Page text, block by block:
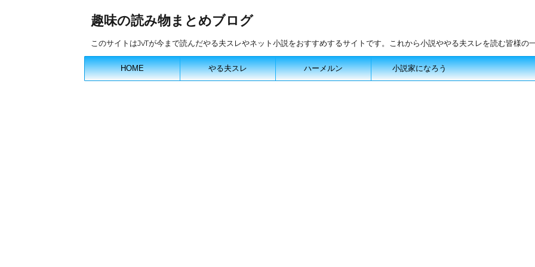
趣味の読み物まとめブログ
このサイトはJvTが今まで読んだやる夫スレやネット小説をおすすめするサイトです。これから小説ややる夫スレを読む皆様の
HOME やる夫スレ ハーメルン 小説家になろう